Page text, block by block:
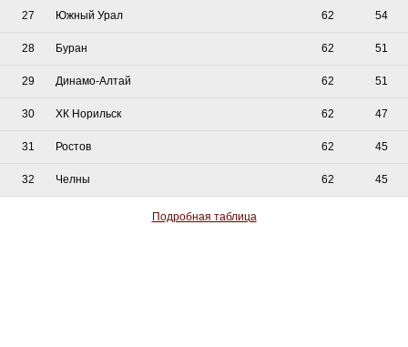
27 Южный Урал 62 54
28 Буран 62 51
29 Динамо-Алтай 62 51
30 ХК Норильск 62 47
31 Ростов 62 45
32 Челны 62 45
Подробная таблица